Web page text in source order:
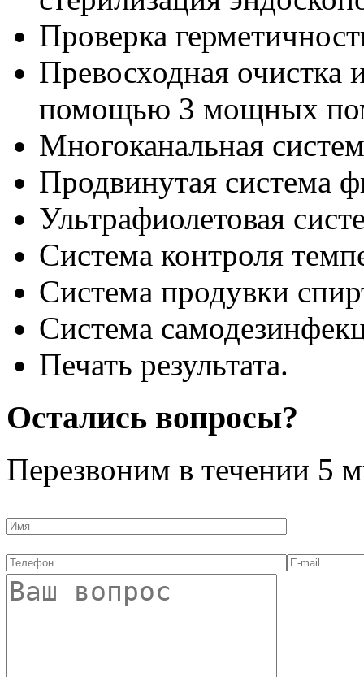
Проверка
Превосходная очистка
помощью 3 мощных
Многоканальная
Продвинутая система
Ультрафиолетовая
Система контроля
Система продувки
Система
Печать результата.
Остались вопросы?
Перезвоним в течении 5